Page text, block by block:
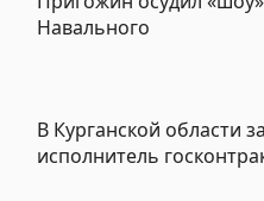
Навального
В Курганской области
исполнитель